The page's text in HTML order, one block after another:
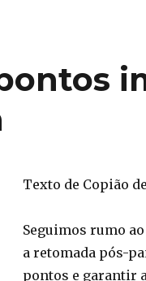
Texto de Copião
Seguimos rumo
a retomada pós-
pontos e garantir